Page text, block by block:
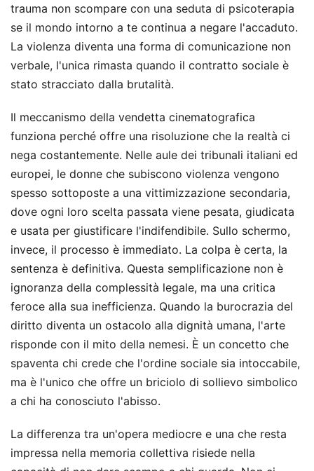
trauma non scompare con una seduta di psicoterapia
se il mondo intorno a te continua a negare l'accaduto.
La violenza diventa una forma di comunicazione non
verbale, l'unica rimasta quando il contratto sociale è
stato stracciato dalla brutalità.
Il meccanismo della vendetta cinematografica
funziona perché offre una risoluzione che la realtà ci
nega costantemente. Nelle aule dei tribunali italiani ed
europei, le donne che subiscono violenza vengono
spesso sottoposte a una vittimizzazione secondaria,
dove ogni loro scelta passata viene pesata, giudicata
e usata per giustificare l'indifendibile. Sullo schermo,
invece, il processo è immediato. La colpa è certa, la
sentenza è definitiva. Questa semplificazione non è
ignoranza della complessità legale, ma una critica
feroce alla sua inefficienza. Quando la burocrazia del
diritto diventa un ostacolo alla dignità umana, l'arte
risponde con il mito della nemesi. È un concetto che
spaventa chi crede che l'ordine sociale sia intoccabile,
ma è l'unico che offre un briciolo di sollievo simbolico
a chi ha conosciuto l'abisso.
La differenza tra un'opera mediocre e una che resta
impressa nella memoria collettiva risiede nella